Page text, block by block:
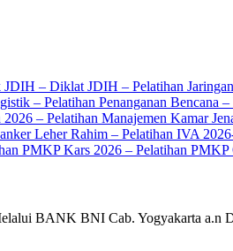
– Diklat JDIH – Pelatihan
– Pelatihan Penanganan Bencana
2026 – Pelatihan Manajemen Kamar
Leher Rahim – Pelatihan IVA
PMKP Kars 2026 – Pelatihan
BANK BNI Cab. Yogyakarta a.n